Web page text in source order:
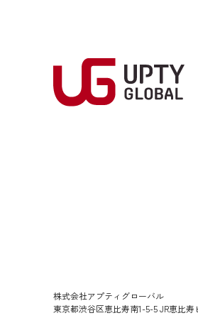
株式会社アプティグローバル
東京都渋谷区恵比寿南1-5-5 JR恵比寿